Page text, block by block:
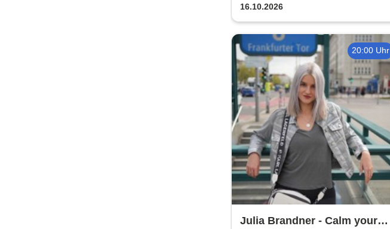
16.10.2026
20:00 Uhr
Julia Brandner - Calm your